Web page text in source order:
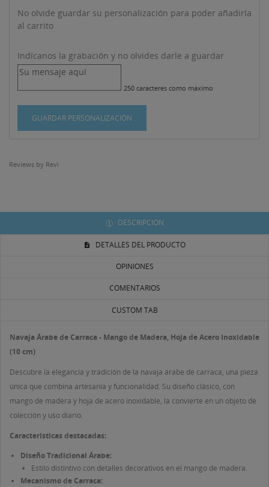
No olvide guardar su personalización para poder añadirla
al carrito
Indícanos la grabación y no olvides darle a guardar
250 caracteres como máximo
GUARDAR PERSONALIZACIÓN
Reviews by Revi
DESCRIPCIÓN
DETALLES DEL PRODUCTO
OPINIONES
COMENTARIOS
CUSTOM TAB
Navaja Árabe de Carraca - Mango de Madera, Hoja de Acero Inoxidable
(10 cm)
Descubre la elegancia y tradición de la navaja árabe de carraca, una pieza
única que combina artesanía y funcionalidad. Su diseño clásico, con
mango de madera y hoja de acero inoxidable, la convierte en un objeto de
colección y uso diario.
Características destacadas:
Diseño Tradicional Árabe:
Estilo distintivo con detalles decorativos en el mango de madera.
Mecanismo de Carraca:
MI LISTA DE DESEOS
((TITLE))
((LABEL))
INICIAR SESIÓN
Debe iniciar sesión para guardar productos en su lista
de deseos.
((CANCELTEXT))